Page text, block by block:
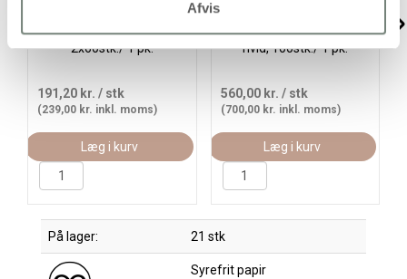
Afvis
A4+A6, 230 g, hvid,
2x60stk./ 1 pk.
191,20 kr. / stk
(239,00 kr. inkl. moms)
Læg i kurv
A3, str. 40x50 cm, 500 g,
hvid, 100stk./ 1 pk.
560,00 kr. / stk
(700,00 kr. inkl. moms)
Læg i kurv
På lager: 21 stk
Syrefrit papir